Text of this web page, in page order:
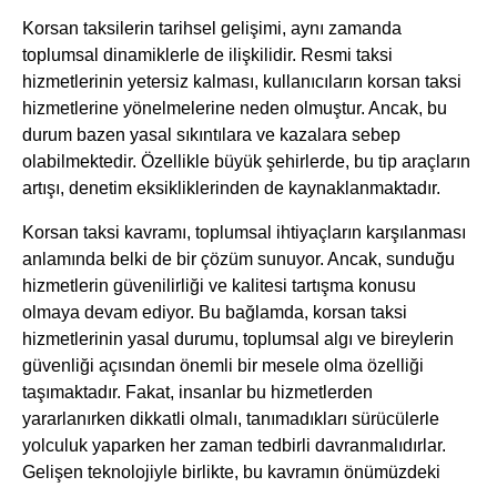
Korsan taksilerin tarihsel gelişimi, aynı zamanda
toplumsal dinamiklerle de ilişkilidir. Resmi taksi
hizmetlerinin yetersiz kalması, kullanıcıların korsan taksi
hizmetlerine yönelmelerine neden olmuştur. Ancak, bu
durum bazen yasal sıkıntılara ve kazalara sebep
olabilmektedir. Özellikle büyük şehirlerde, bu tip araçların
artışı, denetim eksikliklerinden de kaynaklanmaktadır.
Korsan taksi kavramı, toplumsal ihtiyaçların karşılanması
anlamında belki de bir çözüm sunuyor. Ancak, sunduğu
hizmetlerin güvenilirliği ve kalitesi tartışma konusu
olmaya devam ediyor. Bu bağlamda, korsan taksi
hizmetlerinin yasal durumu, toplumsal algı ve bireylerin
güvenliği açısından önemli bir mesele olma özelliği
taşımaktadır. Fakat, insanlar bu hizmetlerden
yararlanırken dikkatli olmalı, tanımadıkları sürücülerle
yolculuk yaparken her zaman tedbirli davranmalıdırlar.
Gelişen teknolojiyle birlikte, bu kavramın önümüzdeki